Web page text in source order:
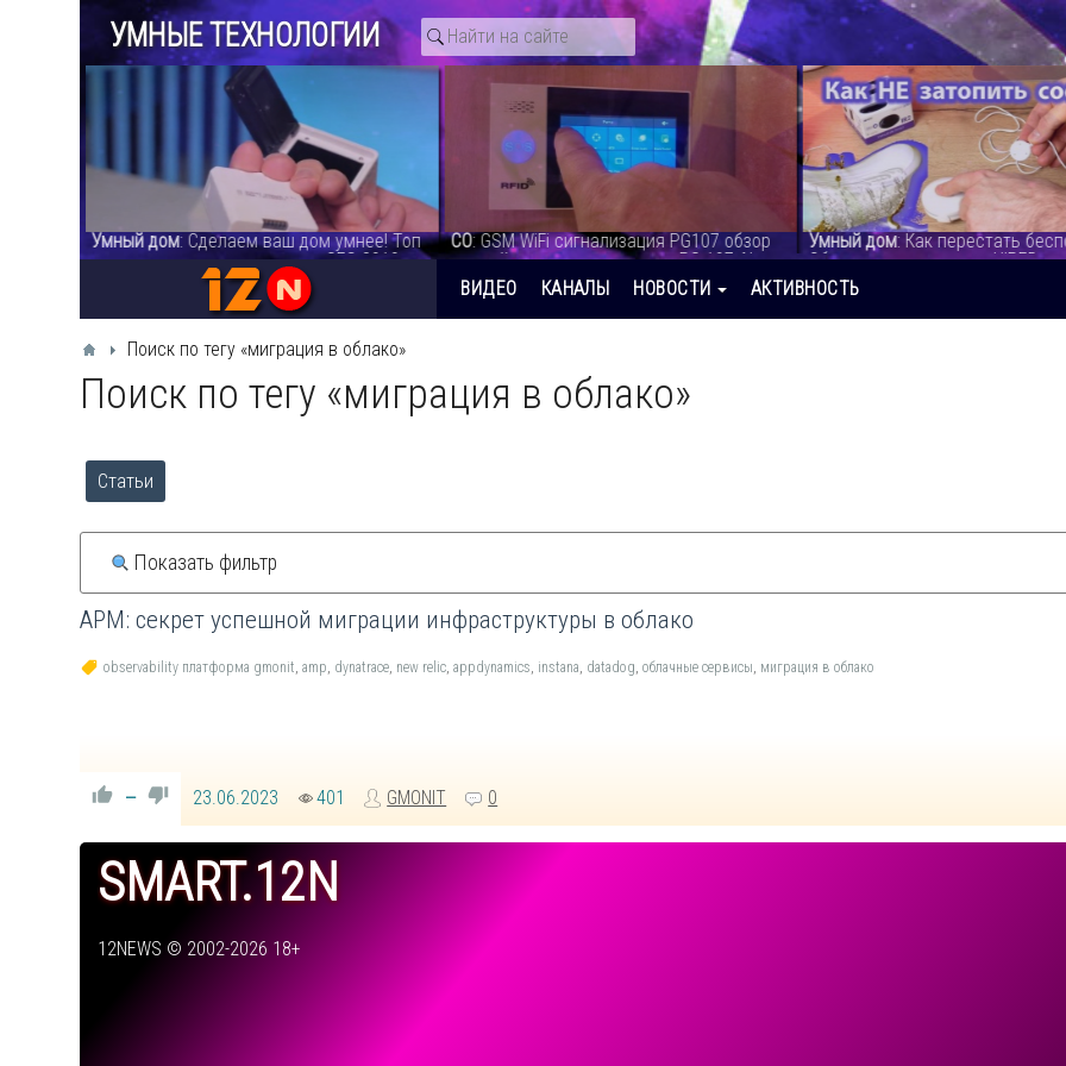
УМНЫЕ ТЕХНОЛОГИИ
Умный дом: Сделаем ваш дом умнее! Топ
гаджетов для умного дома с CES 2019 -
СО: GSM WiFi сигнализация PG107 обзор
лучшей системы на сегодня.PG 107 Alarm
System - видео
Умный дом: Как перестать
Обзор умных датчиков HIPER -
ВИДЕО
КАНАЛЫ НОВОСТИ АКТИВНОСТЬ
Поиск по тегу «миграция в облако»
Поиск по тегу «миграция в облако»
Статьи
Показать фильтр
APM: секрет успешной миграции инфраструктуры в облако
observability платформа gmonit,amp, dynatrace, new relic,appdynamics, instana, datadog,облачные сервисы, миграция в облако
— 23.06.2023 401 GMONIT 0
SMART.12N
12NEWS © 2002-2026 18+